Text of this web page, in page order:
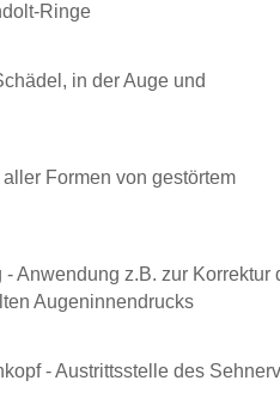
Ringe
in der Auge und
Formen von gestörtem
Anwendung z.B. zur Korrektur
Augeninnendrucks
- Austrittsstelle des